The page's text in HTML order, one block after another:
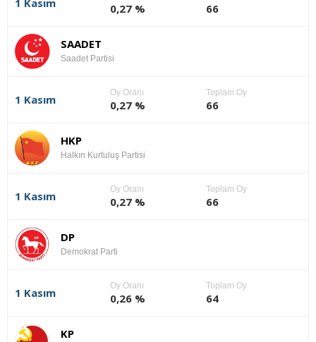
1 Kasım 0,27 % 66
SAADET
Saadet Partisi
1 Kasım
Oy Oranı
0,27 %
Toplam Oy
66
HKP
Halkın Kurtuluş Partisi
1 Kasım
Oy Oranı
0,27 %
Toplam Oy
66
DP
Demokrat Parti
1 Kasım
Oy Oranı
0,26 %
Toplam Oy
64
KP